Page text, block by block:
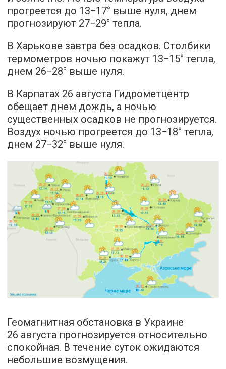
прогреется до 13−17° выше нуля, днем
прогнозируют 27−29° тепла.
В Харькове завтра без осадков. Столбики
термометров ночью покажут 13−15° тепла,
днем 26−28° выше нуля.
В Карпатах 26 августа Гидрометцентр
обещает днем дождь, а ночью
существенных осадков не прогнозируется.
Воздух ночью прогреется до 13−18° тепла,
днем 27−32° выше нуля.
Геомагнитная обстановка в Украине
26 августа прогнозируется относительно
спокойная. В течение суток ожидаются
небольшие возмущения.